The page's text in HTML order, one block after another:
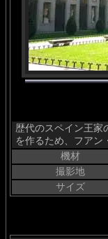
歴代のスペイン王家
を作るため、フアン
機材
撮影地
サイズ